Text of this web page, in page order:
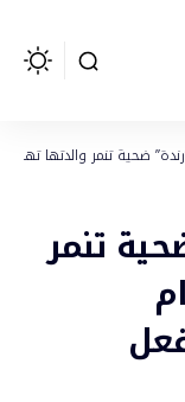
ضحية تنمر والدتها تهز
تنمر